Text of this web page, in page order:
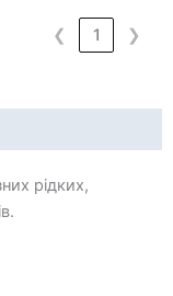
❮ 1 ❯
рідких,